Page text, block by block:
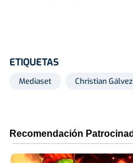
ETIQUETAS
Mediaset Christian Gálvez